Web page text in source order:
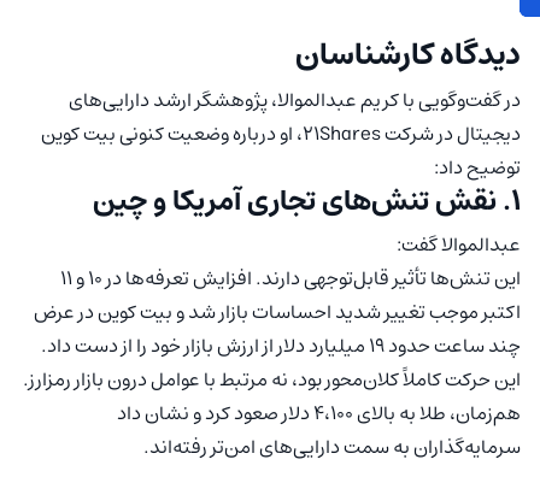
دیدگاه کارشناسان
در گفت‌وگویی با کریم عبدالموالا، پژوهشگر ارشد دارایی‌های
دیجیتال در شرکت 21Shares، او درباره وضعیت کنونی بیت کوین
توضیح داد:
۱. نقش تنش‌های تجاری آمریکا و چین
عبدالموالا گفت:
این تنش‌ها تأثیر قابل‌توجهی دارند. افزایش تعرفه‌ها در ۱۰ و ۱۱
اکتبر موجب تغییر شدید احساسات بازار شد و بیت کوین در عرض
چند ساعت حدود ۱۹ میلیارد دلار از ارزش بازار خود را از دست داد.
این حرکت کاملاً کلان‌محور بود، نه مرتبط با عوامل درون بازار رمزارز.
هم‌زمان، طلا به بالای ۴،۱۰۰ دلار صعود کرد و نشان داد
سرمایه‌گذاران به سمت دارایی‌های امن‌تر رفته‌اند.